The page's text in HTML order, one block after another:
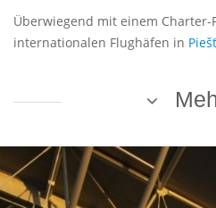
Überwiegend mit einem Charter-
internationalen Flughäfen in